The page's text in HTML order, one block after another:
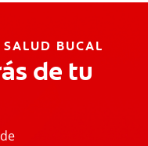
BUCAL
de tu